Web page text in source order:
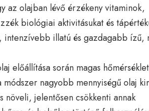
az olajban lévő érzékeny vitaminok,
biológiai aktivitásukat és
illatú és gazdagabb ízű,
előállítása során magas
nagyobb mennyiségű olaj
jelentősen csökkenti annak